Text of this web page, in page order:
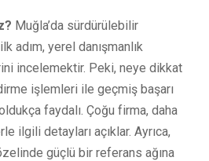
Muğla’da sürdürülebilir
adım, yerel danışmanlık
incelemektir. Peki, neye dikkat
işlemleri ile geçmiş başarı
faydalı. Çoğu firma, daha
ilgili detayları açıklar. Ayrıca,
güçlü bir referans ağına